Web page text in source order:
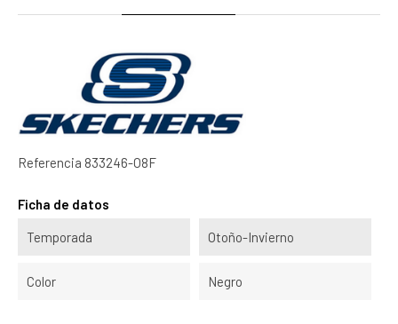
Referencia 833246-O8F
Ficha de datos
Temporada Otoño-Invierno
Color Negro